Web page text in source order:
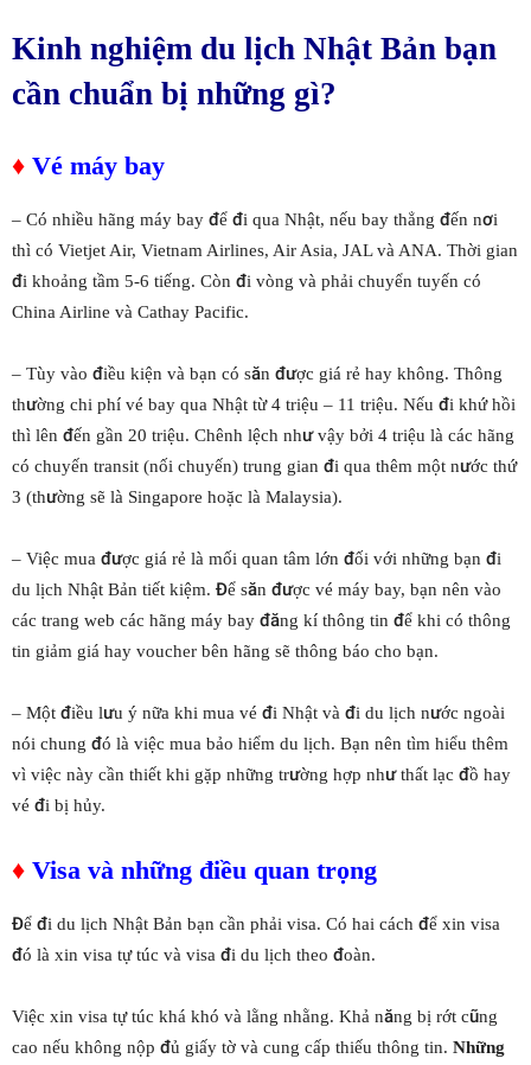
Kinh nghiệm du lịch Nhật Bản bạn
cần chuẩn bị những gì?
♦ Vé máy bay
– Có nhiều hãng máy bay để đi qua Nhật, nếu bay thẳng đến nơi
thì có Vietjet Air, Vietnam Airlines, Air Asia, JAL và ANA. Thời gian
đi khoảng tầm 5-6 tiếng. Còn đi vòng và phải chuyển tuyến có
China Airline và Cathay Pacific.
– Tùy vào điều kiện và bạn có săn được giá rẻ hay không. Thông
thường chi phí vé bay qua Nhật từ 4 triệu – 11 triệu. Nếu đi khứ hồi
thì lên đến gần 20 triệu. Chênh lệch như vậy bởi 4 triệu là các hãng
có chuyến transit (nối chuyến) trung gian đi qua thêm một nước thứ
3 (thường sẽ là Singapore hoặc là Malaysia).
– Việc mua được giá rẻ là mối quan tâm lớn đối với những bạn đi
du lịch Nhật Bản tiết kiệm. Để săn được vé máy bay, bạn nên vào
các trang web các hãng máy bay đăng kí thông tin để khi có thông
tin giảm giá hay voucher bên hãng sẽ thông báo cho bạn.
– Một điều lưu ý nữa khi mua vé đi Nhật và đi du lịch nước ngoài
nói chung đó là việc mua bảo hiểm du lịch. Bạn nên tìm hiểu thêm
vì việc này cần thiết khi gặp những trường hợp như thất lạc đồ hay
vé đi bị hủy.
♦ Visa và những điều quan trọng
Để đi du lịch Nhật Bản bạn cần phải visa. Có hai cách để xin visa
đó là xin visa tự túc và visa đi du lịch theo đoàn.
Việc xin visa tự túc khá khó và lằng nhằng. Khả năng bị rớt cũng
cao nếu không nộp đủ giấy tờ và cung cấp thiếu thông tin. Những